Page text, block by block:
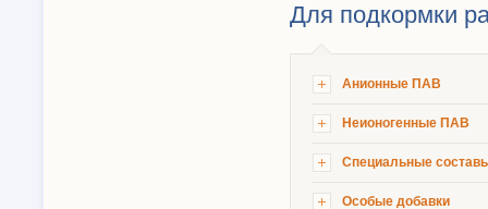
Для подкормки
Анионные ПАВ
Неионогенные ПАВ
Специальные
Особые добавки